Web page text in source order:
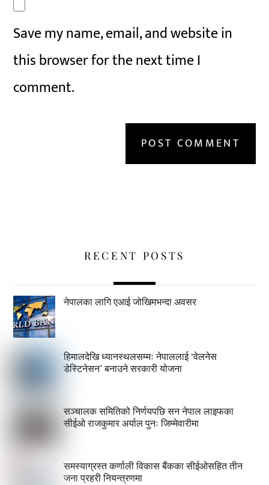
Save my name, email, and website in
this browser for the next time I
comment.
RECENT POSTS
नेपालका लागि एआई जोखिमभन्दा अवसर
हिमालदेखि ध्यानस्थलसम्मः नेपाललाई ‘वेलनेस
डेस्टिनेसन’ बनाउने सरकारी योजना
सञ्चालक समितिको निर्णयपछि सन नेपाल लाइफका
सीईओ राजकुमार अर्याल पुनः जिम्मेवारीमा
समस्याग्रस्त कर्णाली विकास बैंकका सीईओसहित तीन
जना प्रहरी नियन्त्रणमा